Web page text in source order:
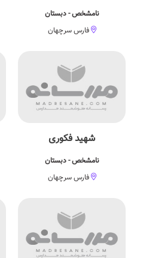
نامشخص - دبستان
فارس سرچهان
شهید فکوری
نامشخص - دبستان
فارس سرچهان